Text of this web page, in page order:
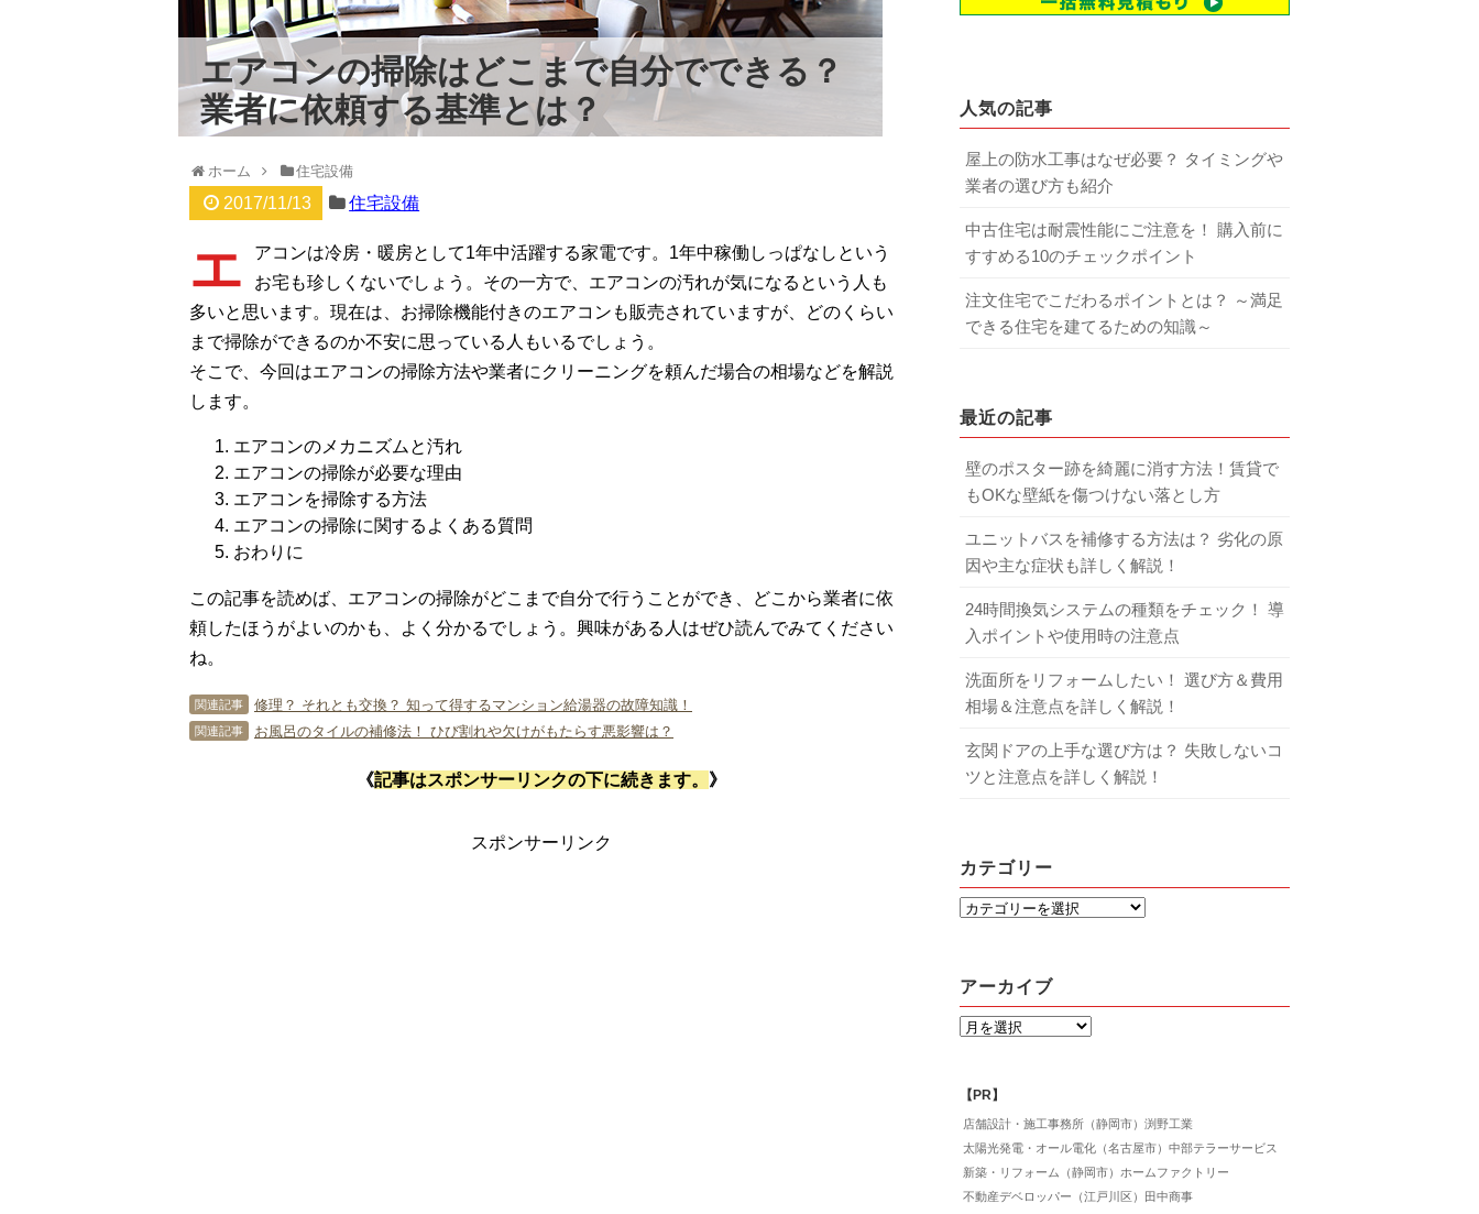
エアコンの掃除はどこまで自分でできる？
業者に依頼する基準とは？
ホーム 住宅設備
2017/11/13 住宅設備
エ
アコンは冷房・暖房として1年中活躍する家電です。1年中稼働しっぱなしという
お宅も珍しくないでしょう。その一方で、エアコンの汚れが気になるという人も
多いと思います。現在は、お掃除機能付きのエアコンも販売されていますが、どのくらい
まで掃除ができるのか不安に思っている人もいるでしょう。
そこで、今回はエアコンの掃除方法や業者にクリーニングを頼んだ場合の相場などを解説
します。
エアコンのメカニズムと汚れ
エアコンの掃除が必要な理由
エアコンを掃除する方法
エアコンの掃除に関するよくある質問
おわりに
この記事を読めば、エアコンの掃除がどこまで自分で行うことができ、どこから業者に依
頼したほうがよいのかも、よく分かるでしょう。興味がある人はぜひ読んでみてください
ね。
関連記事 修理？ それとも交換？ 知って得するマンション給湯器の故障知識！
関連記事 お風呂のタイルの補修法！ ひび割れや欠けがもたらす悪影響は？
《記事はスポンサーリンクの下に続きます。 》
スポンサーリンク
人気の記事
屋上の防水工事はなぜ必要？ タイミングや
業者の選び方も紹介
中古住宅は耐震性能にご注意を！ 購入前に
すすめる10のチェックポイント
注文住宅でこだわるポイントとは？ ～満足
できる住宅を建てるための知識～
最近の記事
壁のポスター跡を綺麗に消す方法！賃貸で
もOKな壁紙を傷つけない落とし方
ユニットバスを補修する方法は？ 劣化の原
因や主な症状も詳しく解説！
24時間換気システムの種類をチェック！ 導
入ポイントや使用時の注意点
洗面所をリフォームしたい！ 選び方＆費用
相場＆注意点を詳しく解説！
玄関ドアの上手な選び方は？ 失敗しないコ
ツと注意点を詳しく解説！
カテゴリー
アーカイブ
【PR】
店舗設計・施工事務所（静岡市）渕野工業
太陽光発電・オール電化（名古屋市）中部テラーサービス
新築・リフォーム（静岡市）ホームファクトリー
不動産デベロッパー（江戸川区）田中商事